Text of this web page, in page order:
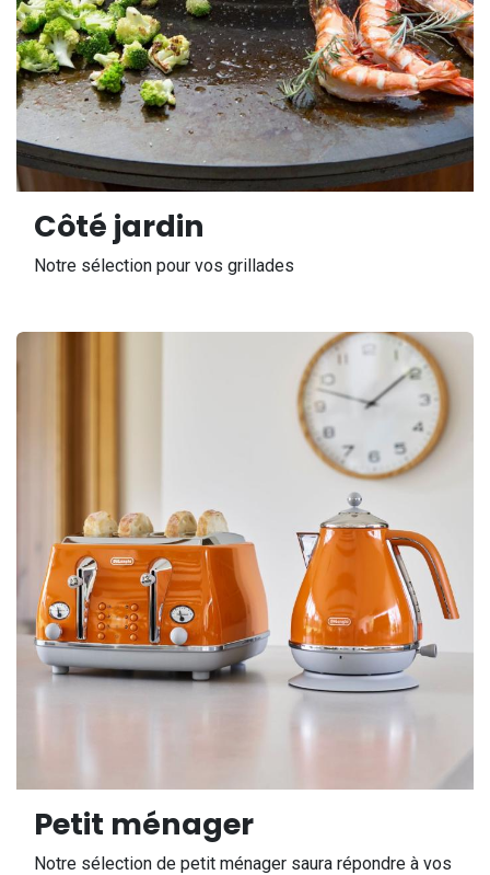
Côté jardin
Notre sélection pour vos grillades
Petit ménager
Notre sélection de petit ménager saura répondre à vos